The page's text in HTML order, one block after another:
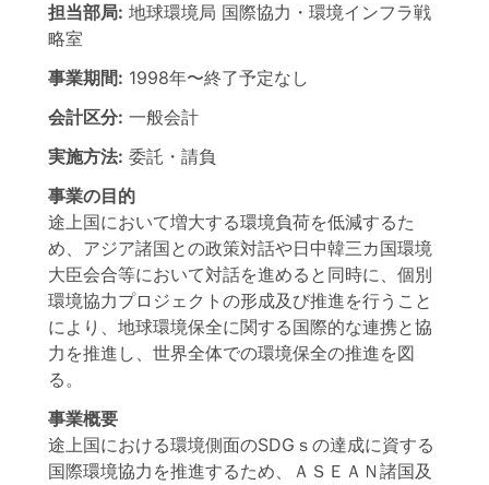
担当部局: 地球環境局 国際協力・環境インフラ戦
略室
事業期間: 1998年〜終了予定なし
会計区分: 一般会計
実施方法: 委託・請負
事業の目的
途上国において増大する環境負荷を低減するた
め、アジア諸国との政策対話や日中韓三カ国環境
大臣会合等において対話を進めると同時に、個別
環境協力プロジェクトの形成及び推進を行うこと
により、地球環境保全に関する国際的な連携と協
力を推進し、世界全体での環境保全の推進を図
る。
事業概要
途上国における環境側面のSDGｓの達成に資する
国際環境協力を推進するため、ＡＳＥＡＮ諸国及